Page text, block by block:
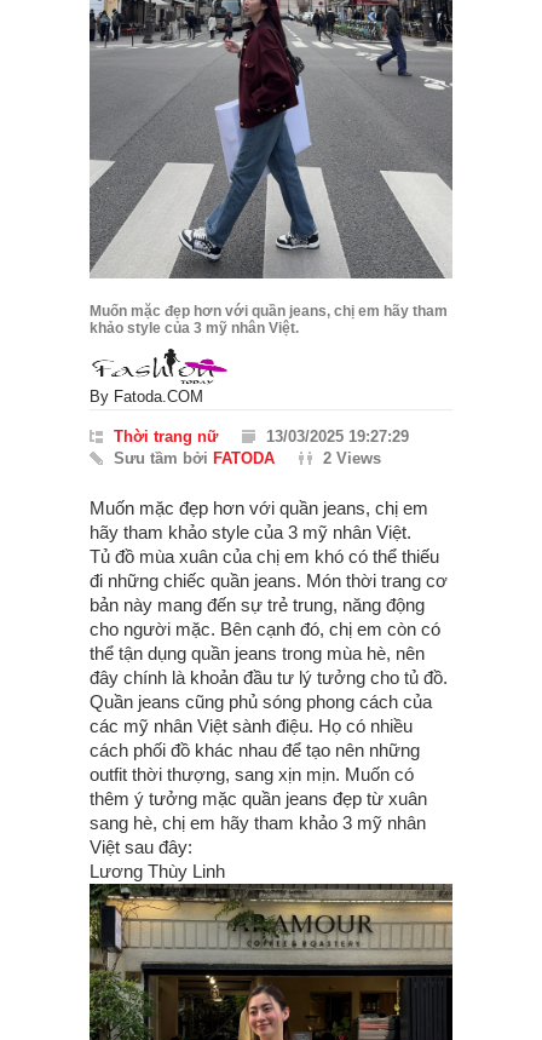
Muốn mặc đẹp hơn với quần jeans, chị em hãy tham
khảo style của 3 mỹ nhân Việt.
By Fatoda.COM
Thời trang nữ
13/03/2025 19:27:29
Sưu tầm bởi FATODA 2 Views
Muốn mặc đẹp hơn với quần jeans, chị em
hãy tham khảo style của 3 mỹ nhân Việt.
Tủ đồ mùa xuân của chị em khó có thể thiếu
đi những chiếc quần jeans. Món thời trang cơ
bản này mang đến sự trẻ trung, năng động
cho người mặc. Bên cạnh đó, chị em còn có
thể tận dụng quần jeans trong mùa hè, nên
đây chính là khoản đầu tư lý tưởng cho tủ đồ.
Quần jeans cũng phủ sóng phong cách của
các mỹ nhân Việt sành điệu. Họ có nhiều
cách phối đồ khác nhau để tạo nên những
outfit thời thượng, sang xịn mịn. Muốn có
thêm ý tưởng mặc quần jeans đẹp từ xuân
sang hè, chị em hãy tham khảo 3 mỹ nhân
Việt sau đây:
Lương Thùy Linh